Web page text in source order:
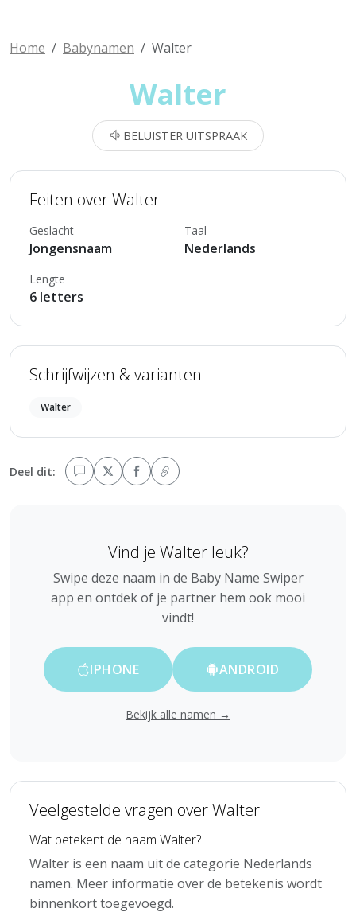
Home Babynamen Walter
Walter
BELUISTER UITSPRAAK
Feiten over Walter
Geslacht
Jongensnaam
Taal
Nederlands
Lengte
6 letters
Schrijfwijzen & varianten
Walter
Deel dit:
Vind je Walter leuk?
Swipe deze naam in de Baby Name Swiper
app en ontdek of je partner hem ook mooi
vindt!
IPHONE ANDROID
Bekijk alle namen →
Veelgestelde vragen over Walter
Wat betekent de naam Walter?
Walter is een naam uit de categorie Nederlands
namen. Meer informatie over de betekenis wordt
binnenkort toegevoegd.